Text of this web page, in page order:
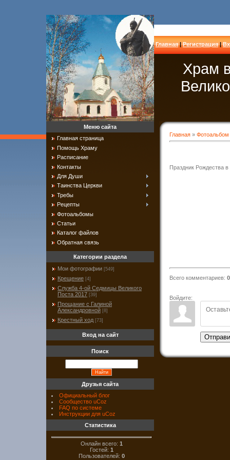
Главная|Регистрация|
Храм
Главная » Фотоальбом
Праздник Рождества
Всего комментариев: 0
Войдите:
Меню сайта
Главная страница
Помощь Храму
Расписание
Контакты
Для Души
Таинства Церкви
Требы
Рецепты
Фотоальбомы
Статьи
Каталог файлов
Обратная связь
Категории раздела
Мои фотографии [549]
Крещение [4]
Служба 4-ой Седмицы Великого
Поста 2017 [39]
Прощание с Галиной
Александровной [8]
Крестный ход [73]
Вход на сайт
Поиск
Друзья сайта
Официальный блог
Сообщество uCoz
FAQ по системе
Инструкции для uCoz
Статистика
Онлайн всего: 1
Гостей: 1
Пользователей: 0